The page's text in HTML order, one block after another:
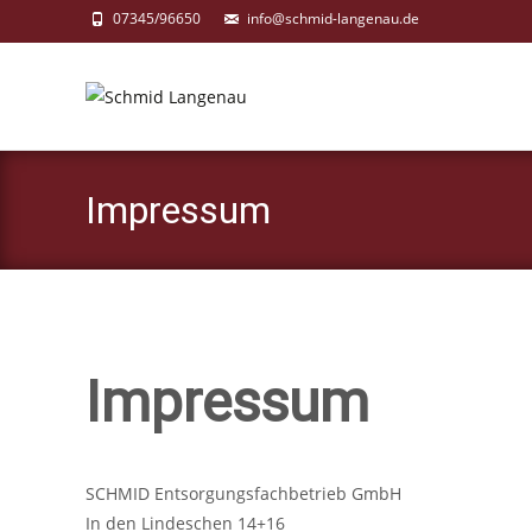
07345/96650 info@schmid-langenau.de
Impressum
Impressum
SCHMID Entsorgungsfachbetrieb GmbH
In den Lindeschen 14+16